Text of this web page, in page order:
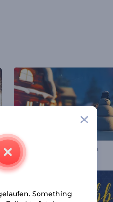
Magische Weihnachten
Something